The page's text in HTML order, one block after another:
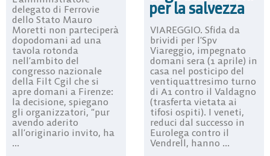
delegato di Ferrovie
dello Stato Mauro
Moretti non parteciperà
dopodomani ad una
tavola rotonda
nell’ambito del
congresso nazionale
della Filt Cgil che si
apre domani a Firenze:
la decisione, spiegano
gli organizzatori, “pur
avendo aderito
all’originario invito, ha
...
per la salvezza
VIAREGGIO. Sfida da
brividi per l’Spv
Viareggio, impegnato
domani sera (1 aprile) in
casa nel posticipo del
ventiquattresimo turno
di A1 contro il Valdagno
(trasferta vietata ai
tifosi ospiti). I veneti,
reduci dal successo in
Eurolega contro il
Vendrell, hanno ...